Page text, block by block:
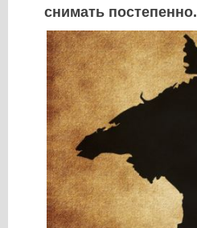
снимать постепенно.